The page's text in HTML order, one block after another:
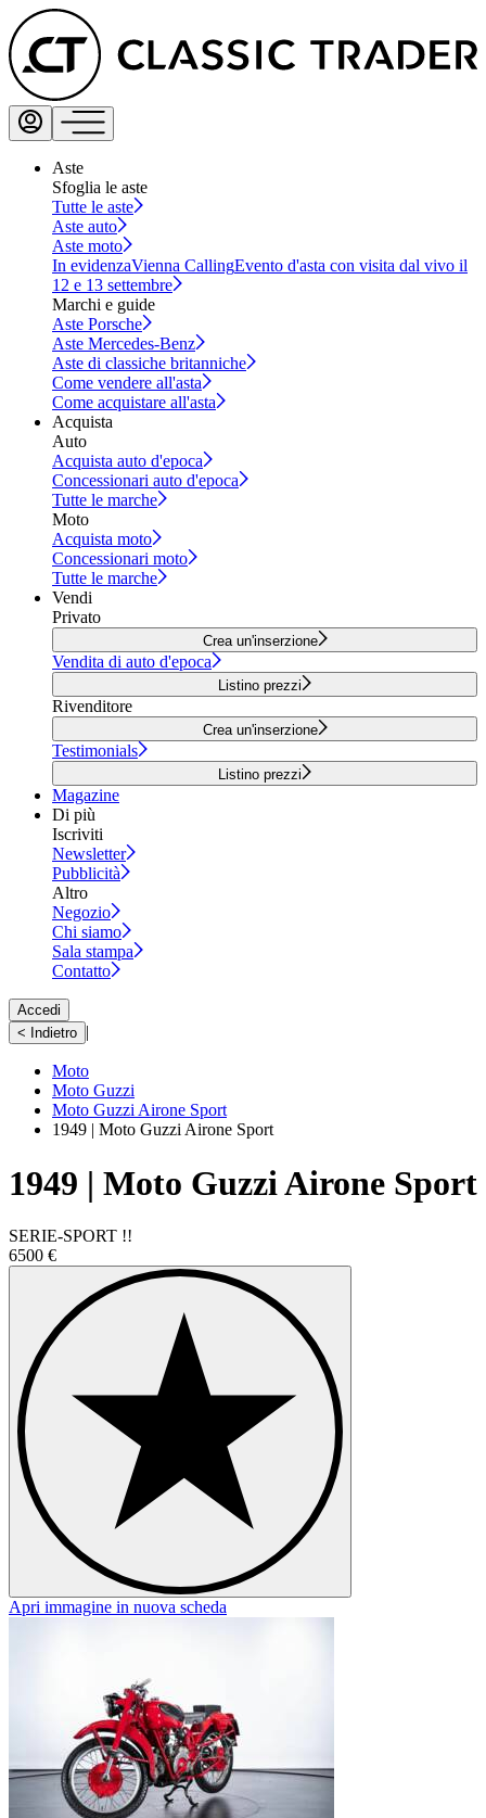
Aste
Sfoglia le aste
Tutte le aste
Aste auto
Aste moto
In evidenzaVienna CallingEvento d'asta con visita dal vivo il
12 e 13 settembre
Marchi e guide
Aste Porsche
Aste Mercedes-Benz
Aste di classiche britanniche
Come vendere all'asta
Come acquistare all'asta
Acquista
Auto
Acquista auto d'epoca
Concessionari auto d'epoca
Tutte le marche
Moto
Acquista moto
Concessionari moto
Tutte le marche
Vendi
Privato
Crea un'inserzione
Vendita di auto d'epoca
Listino prezzi
Rivenditore
Crea un'inserzione
Testimonials
Listino prezzi
Magazine
Di più
Iscriviti
Newsletter
Pubblicità
Altro
Negozio
Chi siamo
Sala stampa
Contatto
Accedi
< Indietro |
Moto
Moto Guzzi
Moto Guzzi Airone Sport
1949 | Moto Guzzi Airone Sport
1949 | Moto Guzzi Airone Sport
SERIE-SPORT !!
6500 €
Apri immagine in nuova scheda